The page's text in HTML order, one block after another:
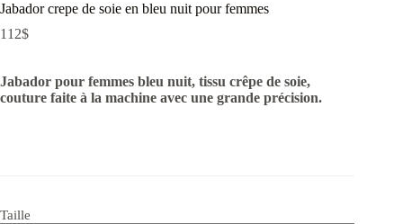
Jabador crepe de soie en bleu nuit pour femmes
112$
Jabador pour femmes bleu nuit, tissu crêpe de soie,
couture faite à la machine avec une grande précision.
Taille